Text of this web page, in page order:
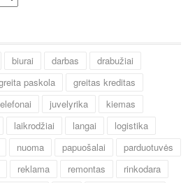
biurai darbas
drabužiai
paskola
greitas kreditas
juvelyrika
kiemas
laikrodžiai langai
logistika
nuoma papuošalai
parduotuvės
reklama remontas
rinkodara